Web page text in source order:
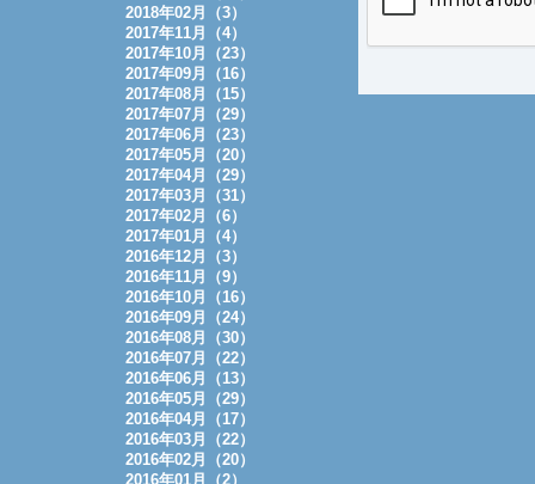
2018年02月（3）
2017年11月（4）
2017年10月（23）
2017年09月（16）
2017年08月（15）
2017年07月（29）
2017年06月（23）
2017年05月（20）
2017年04月（29）
2017年03月（31）
2017年02月（6）
2017年01月（4）
2016年12月（3）
2016年11月（9）
2016年10月（16）
2016年09月（24）
2016年08月（30）
2016年07月（22）
2016年06月（13）
2016年05月（29）
2016年04月（17）
2016年03月（22）
2016年02月（20）
2016年01月（2）